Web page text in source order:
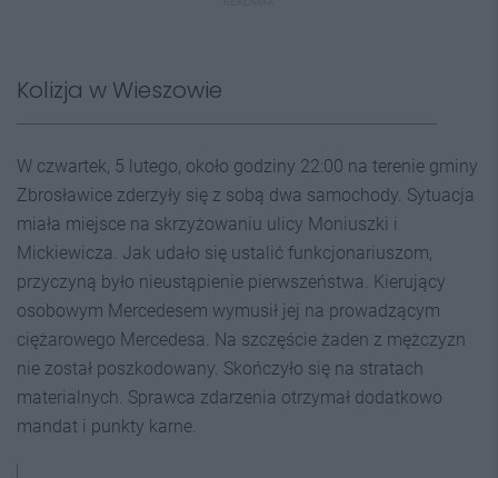
Kolizja w Wieszowie
W czwartek, 5 lutego, około godziny 22:00 na terenie gminy
Zbrosławice zderzyły się z sobą dwa samochody. Sytuacja
miała miejsce na skrzyżowaniu ulicy Moniuszki i
Mickiewicza. Jak udało się ustalić funkcjonariuszom,
przyczyną było nieustąpienie pierwszeństwa. Kierujący
osobowym Mercedesem wymusił jej na prowadzącym
ciężarowego Mercedesa. Na szczęście żaden z mężczyzn
nie został poszkodowany. Skończyło się na stratach
materialnych. Sprawca zdarzenia otrzymał dodatkowo
mandat i punkty karne.